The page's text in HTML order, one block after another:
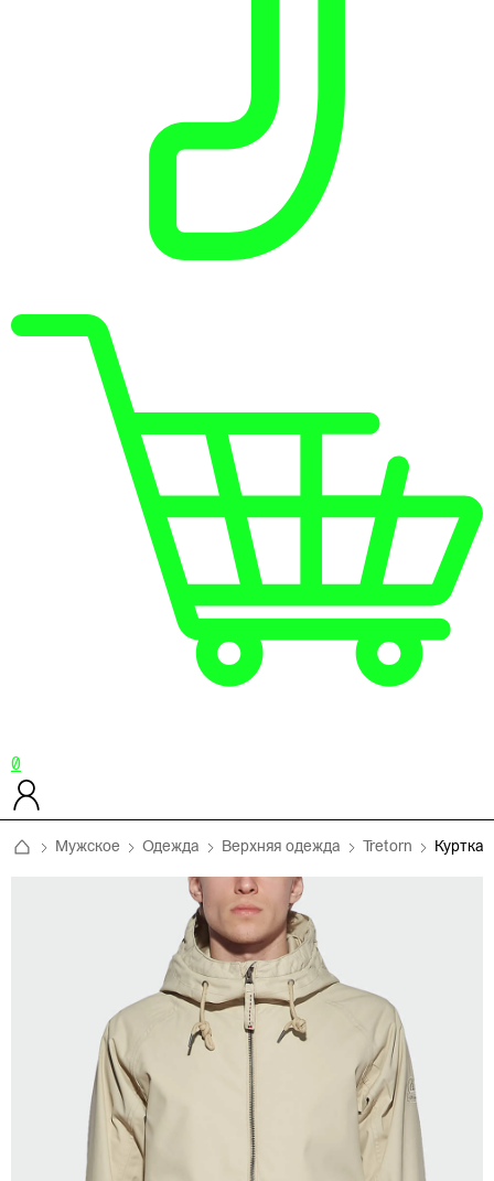
0
Мужское Одежда Верхняя одежда Tretorn Куртка